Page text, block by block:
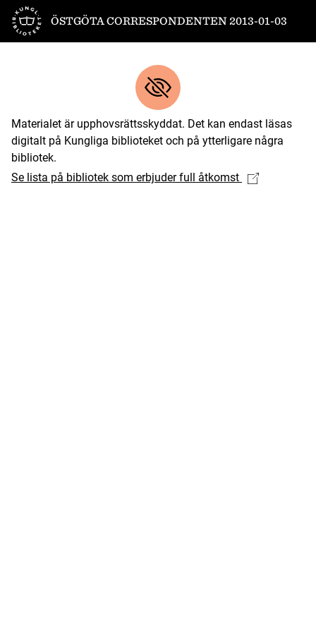
Till startsidan
ÖSTGÖTA CORRESPONDENTEN 2013-01-03
Materialet är upphovsrättsskyddat. Det kan endast läsas
digitalt på Kungliga biblioteket och på ytterligare några
bibliotek.
Se lista på bibliotek som erbjuder full åtkomst